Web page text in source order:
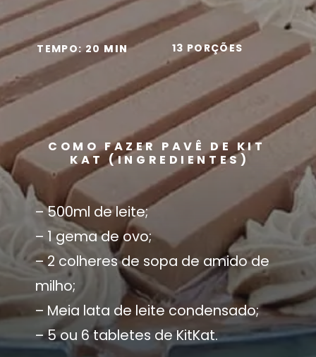
TEMPO: 20 MIN
– 500ml de leite;
– 1 gema de ovo;
– 2 colheres de sopa de amido de
milho;
– Meia lata de leite condensado;
– 5 ou 6 tabletes de KitKat.
13 PORÇÕES
COMO FAZER PAVÊ DE KIT
KAT (INGREDIENTES)